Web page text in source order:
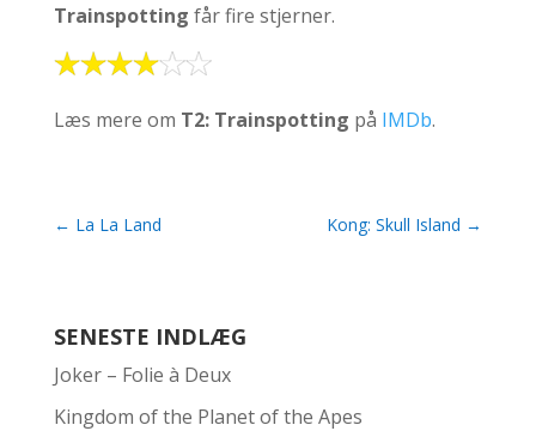
Trainspotting får fire stjerner.
Læs mere om T2: Trainspotting på IMDb.
← La La Land Kong: Skull Island →
SENESTE INDLÆG
Joker – Folie à Deux
Kingdom of the Planet of the Apes